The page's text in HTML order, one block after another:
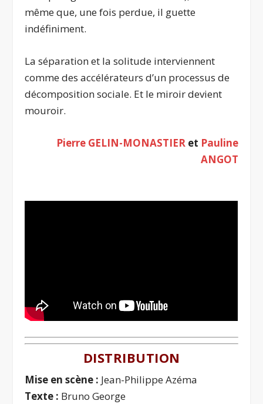
même que, une fois perdue, il guette
indéfiniment.
La séparation et la solitude interviennent
comme des accélérateurs d’un processus de
décomposition sociale. Et le miroir devient
mouroir.
Pierre GELIN-MONASTIERet Pauline
ANGOT
DISTRIBUTION
Mise en scène : Jean-Philippe Azéma
Texte : Bruno George